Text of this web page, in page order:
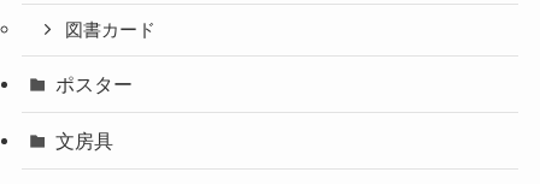
図書カード
ポスター
文房具